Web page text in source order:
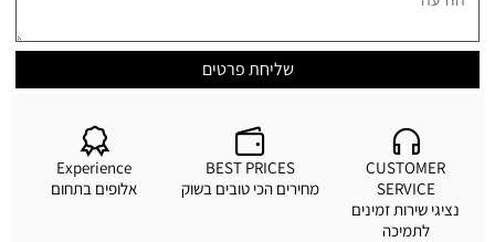
CUSTOMER
SERVICE
נציגי שירות זמינים
לתמיכה
BEST PRICES
מחירים הכי טובים בשוק
Experience
אלופים בתחום